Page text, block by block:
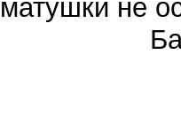
матушки не